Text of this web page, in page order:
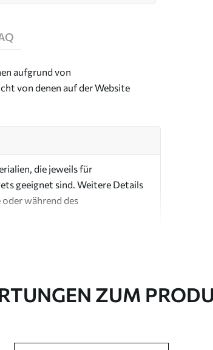
aufgrund von
von denen auf der Website
die jeweils für
geeignet sind. Weitere Details
während des
ZUM